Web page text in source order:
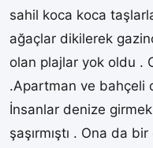
sahil koca koca
ağaçlar dikilerek
olan plajlar yok oldu .
.Apartman ve bahçeli
İnsanlar denize
şaşırmıştı . Ona da